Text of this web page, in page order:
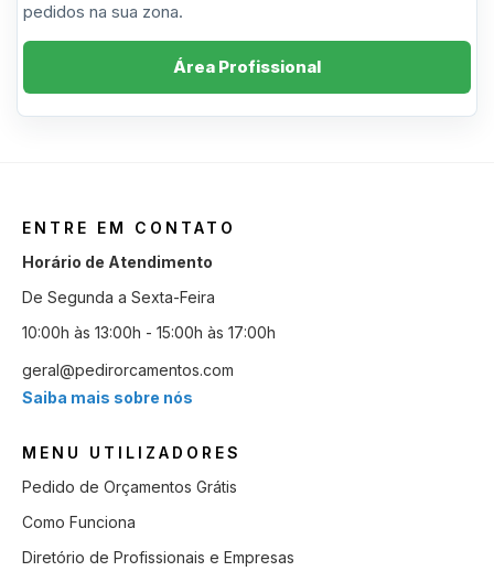
pedidos na sua zona.
Área Profissional
ENTRE EM CONTATO
Horário de Atendimento
De Segunda a Sexta-Feira
10:00h às 13:00h - 15:00h às 17:00h
geral@pedirorcamentos.com
Saiba mais sobre nós
MENU UTILIZADORES
Pedido de Orçamentos Grátis
Como Funciona
Diretório de Profissionais e Empresas